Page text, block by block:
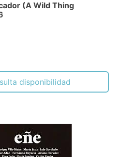
(A Wild Thing
disponibilidad